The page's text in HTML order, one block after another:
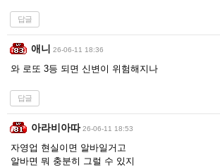
답글
애니 26-06-11 18:36
와 로또 3등 되면 신변이 위험해지나
답글
아라비아따 26-06-11 18:53
자영업 현실이면 알바일거고
알바면 뭐 충분히 그럴 수 있지